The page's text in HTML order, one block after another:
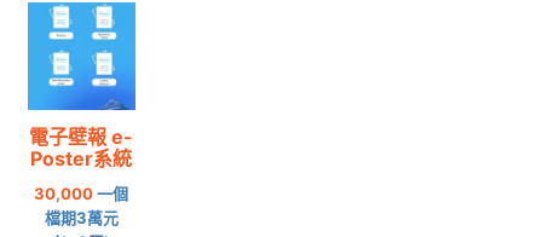
電子壁報 e-
Poster系統
30,000一個
檔期3萬元